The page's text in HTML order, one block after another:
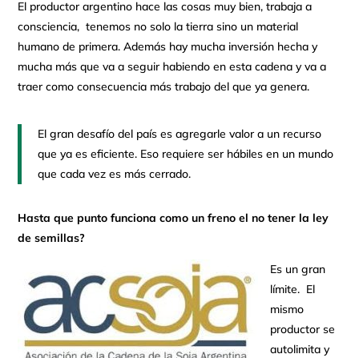
El productor argentino hace las cosas muy bien, trabaja a
consciencia, tenemos no solo la tierra sino un material
humano de primera. Además hay mucha inversión hecha y
mucha más que va a seguir habiendo en esta cadena y va a
traer como consecuencia más trabajo del que ya genera.
El gran desafío del país es agregarle valor a un recurso
que ya es eficiente. Eso requiere ser hábiles en un mundo
que cada vez es más cerrado.
Hasta que punto funciona como un freno el no tener la ley
de semillas?
Es un gran
límite. El
mismo
productor se
autolimita y